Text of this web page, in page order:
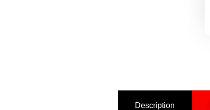
Description